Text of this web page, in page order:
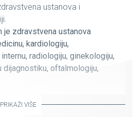
ustanova i
je zdravstvena ustanova
kardiologiju,
radiologiju, ginekologiju,
dijagnostiku, oftalmologiju,
Poliklinici Sunce - Agram
PRIKAŽI VIŠE